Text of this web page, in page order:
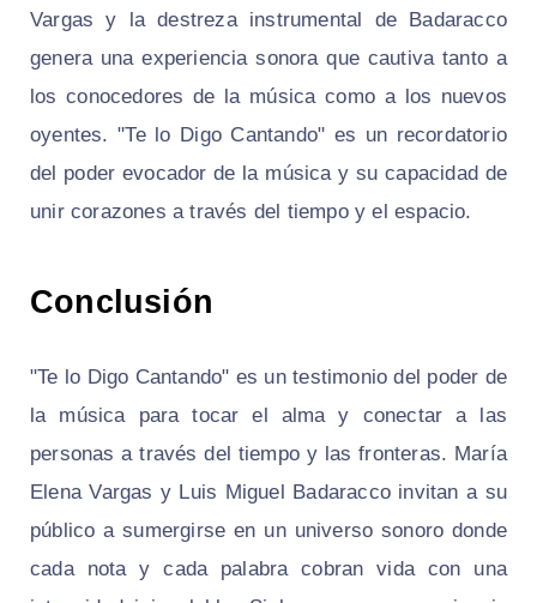
Vargas y la destreza instrumental de Badaracco
genera una experiencia sonora que cautiva tanto a
los conocedores de la música como a los nuevos
oyentes. "Te lo Digo Cantando" es un recordatorio
del poder evocador de la música y su capacidad de
unir corazones a través del tiempo y el espacio.
Conclusión
"Te lo Digo Cantando" es un testimonio del poder de
la música para tocar el alma y conectar a las
personas a través del tiempo y las fronteras. María
Elena Vargas y Luis Miguel Badaracco invitan a su
público a sumergirse en un universo sonoro donde
cada nota y cada palabra cobran vida con una